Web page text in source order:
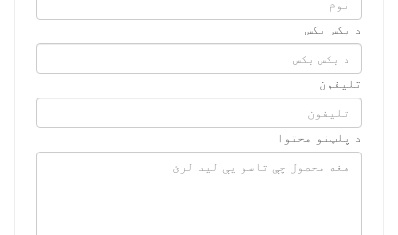
د بکس بکس
تلیفون
د پلټنو محتوا